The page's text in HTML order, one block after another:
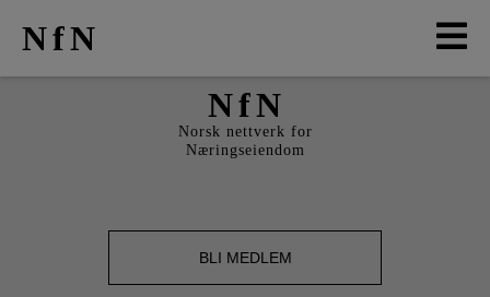
MEDLEMMER
NfN
NfN
Norsk nettverk for
Næringseiendom
BLI MEDLEM